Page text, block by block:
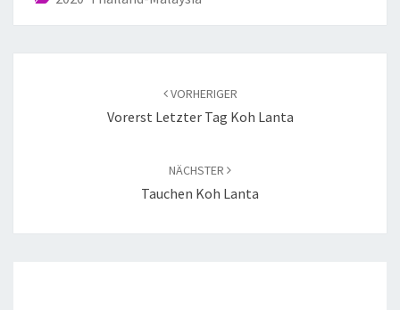
VORHERIGER
Vorerst Letzter Tag Koh Lanta
NÄCHSTER
Tauchen Koh Lanta